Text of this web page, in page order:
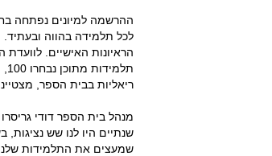
ההרשמה למיונים נפתחה
לכל תלמידה בהווה
ריאליות בבית הספר,
מנהל בית הספר דודי
שנתיים היו לנו שש
שמעצים את התלמידות שלנו